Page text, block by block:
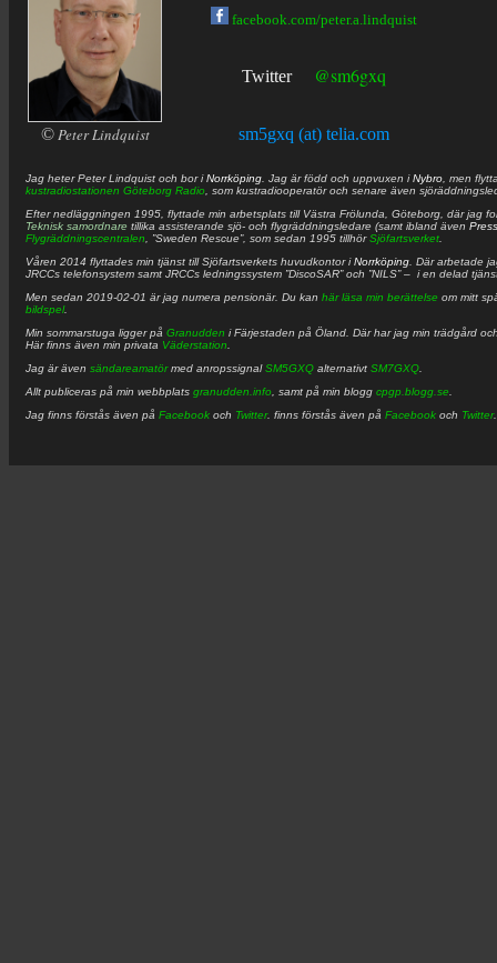
© Peter Lindquist
facebook.com/peter.a.lindquist
Twitter @sm6gxq
sm5gxq (at) telia.com
Jag heterPeter Lindquist och bor iNorrköping . Jag är född och uppvuxen iNybro , men
kustradiostationen Göteborg Radio , som kustradiooperatör och senare även
Efter nedläggningen 1995, flyttade min arbetsplats till Västra Frölunda, Göteborg, där jag
Teknisk samordnare tillika assisterande sjö- och flygräddningsledare (samt ibland även
Flygräddningscentralen , ”Sweden Rescue”, som sedan 1995 tillhörSjöfartsverket
Våren 2014 flyttades min tjänst till Sjöfartsverkets huvudkontor iNorrköping . Där arbetade
JRCCs telefonsystem samt JRCCs ledningssystem ”DiscoSAR” och ”NILS” – i en delad
Men sedan 2019-02-01 är jag numera pensionär. Du kan här läsa min berättelse om mitt
bildspel.
Min sommarstuga ligger på Granudden i Färjestaden på Öland. Där har jag min trädgård
Här finns även min privata Väderstation
Jag är även sändareamatörmed anropssignalSM5GXQ alternativt SM7GXQ
Allt publiceras på min webbplats granudden.info , samt på min blogg cpgp.blogg.se
Jag finns förstås även på Facebook och Twitter. finns förstås även på Facebook och Twitter.